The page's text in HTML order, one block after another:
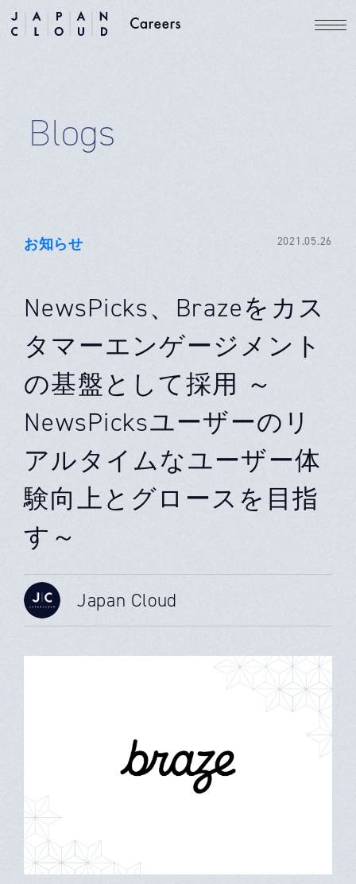
Blogs
お知らせ 2021.05.26
NewsPicks、Brazeをカス
タマーエンゲージメント
の基盤として採用 ～
NewsPicksユーザーのリ
アルタイムなユーザー体
験向上とグロースを目指
す～
Japan Cloud